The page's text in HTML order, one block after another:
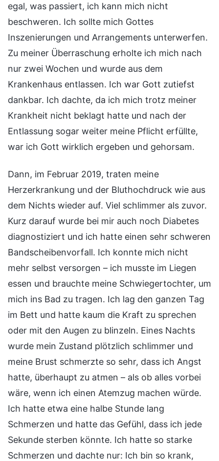
egal, was passiert, ich kann mich nicht
beschweren. Ich sollte mich Gottes
Inszenierungen und Arrangements unterwerfen.
Zu meiner Überraschung erholte ich mich nach
nur zwei Wochen und wurde aus dem
Krankenhaus entlassen. Ich war Gott zutiefst
dankbar. Ich dachte, da ich mich trotz meiner
Krankheit nicht beklagt hatte und nach der
Entlassung sogar weiter meine Pflicht erfüllte,
war ich Gott wirklich ergeben und gehorsam.
Dann, im Februar 2019, traten meine
Herzerkrankung und der Bluthochdruck wie aus
dem Nichts wieder auf. Viel schlimmer als zuvor.
Kurz darauf wurde bei mir auch noch Diabetes
diagnostiziert und ich hatte einen sehr schweren
Bandscheibenvorfall. Ich konnte mich nicht
mehr selbst versorgen – ich musste im Liegen
essen und brauchte meine Schwiegertochter, um
mich ins Bad zu tragen. Ich lag den ganzen Tag
im Bett und hatte kaum die Kraft zu sprechen
oder mit den Augen zu blinzeln. Eines Nachts
wurde mein Zustand plötzlich schlimmer und
meine Brust schmerzte so sehr, dass ich Angst
hatte, überhaupt zu atmen – als ob alles vorbei
wäre, wenn ich einen Atemzug machen würde.
Ich hatte etwa eine halbe Stunde lang
Schmerzen und hatte das Gefühl, dass ich jede
Sekunde sterben könnte. Ich hatte so starke
Schmerzen und dachte nur: Ich bin so krank,